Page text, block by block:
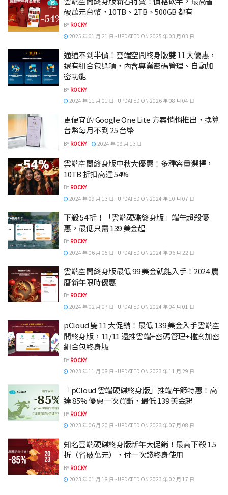
破萬元台幣，10TB、2TB、500GB 都有
BY ROCKY
2025 年 01 月 21 日 - UPDATED ON 2025 年 03 月 03 日
通通不到半價！雲端空間終身版雙 11 大優惠，
還有組合包選項，內含專業密碼管理、自動加
密功能
BY ROCKY
2024 年 11 月 01 日 - UPDATED ON 2026 年 08 月 04 日
更便宜的 Google One Lite 方案悄悄推出，換算
台幣每月不到 25 台幣
BY ROCKY 2024 年 09 月 13 日
雲端空間終身版中秋大優惠！多種容量選擇，
10TB 折扣高達 54%
BY ROCKY
2024 年 09 月 13 日 - UPDATED ON 2024 年 10 月 07 日
下殺 54 折！「雲端硬碟終身版」端午超殺優
惠，最低只需 139 美金起
BY ROCKY
2024 年 06 月 05 日 - UPDATED ON 2024 年 06 月 22 日
雲端空間終身版最低 99 美金就能入手！2024 農
曆新年限時優惠
BY ROCKY
2024 年 02 月 07 日 - UPDATED ON 2024 年 04 月 01 日
pCloud 雙 11 大促銷！最低 139 美金入手雲端空
間終身版，11/11 還推雲端+密碼管理+檔案加密
組合包終身版
BY ROCKY
2023 年 11 月 08 日 - UPDATED ON 2023 年 11 月 29 日
「pCloud 雲端硬碟終身版」推端午節特惠！高
達 85% 優惠一次買斷，最低 139 美金起
BY ROCKY
2023 年 06 月 20 日 - UPDATED ON 2023 年 07 月 08 日
知名雲端硬碟終身版新年大促銷！最高下殺 1.5
折（省破萬元），付一次錢終身使用
BY ROCKY
2023 年 01 月 18 日 - UPDATED ON 2023 年 02 月 17 日